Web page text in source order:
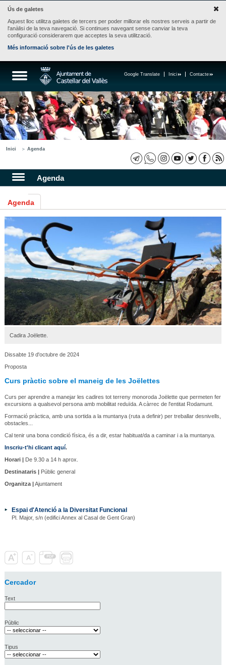
Ús de galetes
Aquest lloc utilitza galetes de tercers per poder millorar els nostres serveis a partir de
l'anàlisi de la teva navegació. Si continues navegant sense canviar la teva
configuració considerarem que acceptes la seva utilització.
Més informació sobre l'ús de les galetes
Contacte
Inici
Google Translate
Inici Agenda
Agenda
Agenda
Cadira Joëlette.
Dissabte 19 d'octubre de 2024
Proposta
Curs pràctic sobre el maneig de les Joëlettes
Curs per aprendre a manejar les cadires tot terreny monoroda Joëlette que permeten fer
excursions a qualsevol persona amb mobilitat reduïda. A càrrec de l'entitat Rodamunt.
Formació pràctica, amb una sortida a la muntanya (ruta a definir) per treballar desnivells,
obstacles...
Cal tenir una bona condició física, és a dir, estar habituat/da a caminar i a la muntanya.
Inscriu-t'hi clicant aquí.
Horari |De 9.30 a 14 h aprox.
Destinataris |Públic general
Organitza |Ajuntament
Espai d'Atenció a la Diversitat Funcional
Pl. Major, s/n (edifici Annex al Casal de Gent Gran)
Cercador
Text
Públic
Tipus